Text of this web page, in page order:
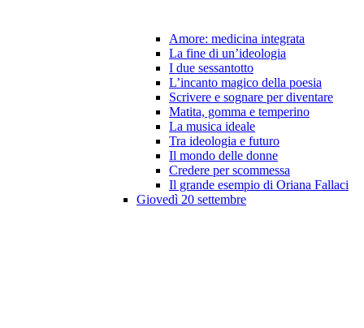
Amore: medicina integrata
La fine di un’ideologia
I due sessantotto
L’incanto magico della poesia
Scrivere e sognare per diventare
Matita, gomma e temperino
La musica ideale
Tra ideologia e futuro
Il mondo delle donne
Credere per scommessa
Il grande esempio di Oriana Fallaci
Giovedì 20 settembre